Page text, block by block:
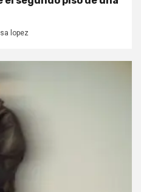
lopez